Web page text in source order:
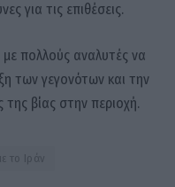
για τις επιθέσεις.
πολλούς αναλυτές να
των γεγονότων και την
βίας στην περιοχή.
το Ιράν